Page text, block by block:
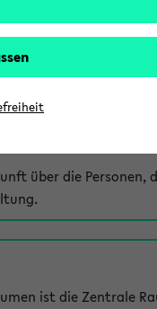
über die
ist die Zentrale